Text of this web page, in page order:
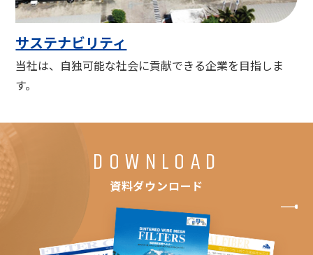
サステナビリティ
当社は、自独可能な社会に貢献できる企業を目指しま
す。
DOWNLOAD
資料ダウンロード